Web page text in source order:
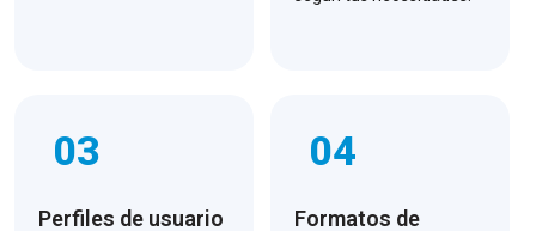
03
Perfiles de usuario
04
Formatos de